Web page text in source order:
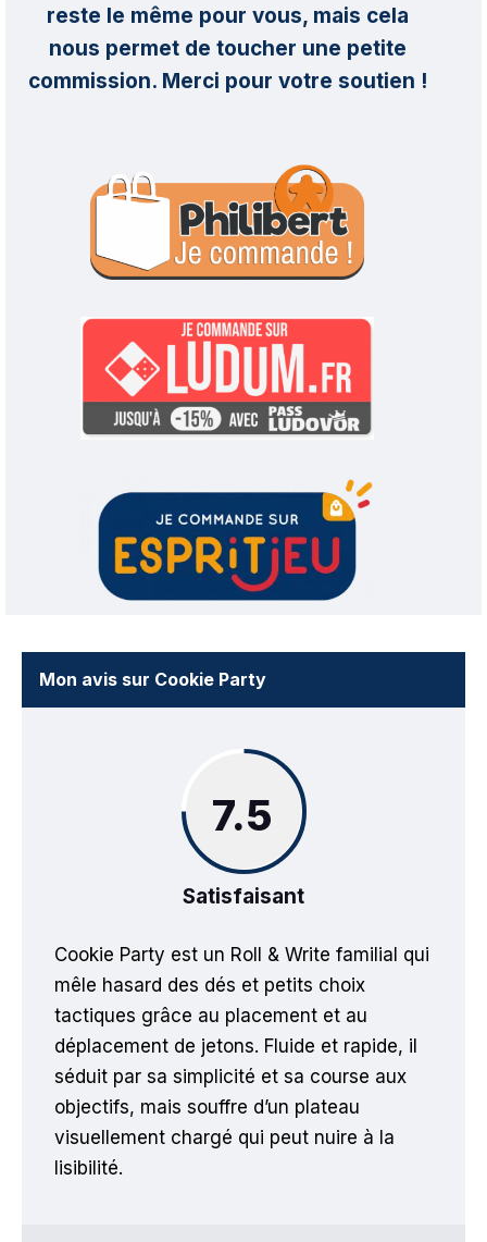
reste le même pour vous, mais cela
nous permet de toucher une petite
commission. Merci pour votre soutien !
Mon avis sur Cookie Party
7.5
Satisfaisant
Cookie Party est un Roll & Write familial qui
mêle hasard des dés et petits choix
tactiques grâce au placement et au
déplacement de jetons. Fluide et rapide, il
séduit par sa simplicité et sa course aux
objectifs, mais souffre d’un plateau
visuellement chargé qui peut nuire à la
lisibilité.